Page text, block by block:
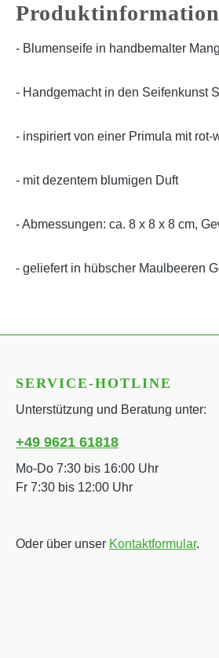
- Blumenseife in handbemalter
- Handgemacht in den Seifenkunst
- inspiriert von einer Primula mit
- mit dezentem blumigen Duft
- Abmessungen: ca. 8 x 8 x 8 cm,
- geliefert in hübscher Maulbeeren
SERVICE-HOTLINE
Unterstützung und Beratung unter:
+49 9621 61818
Mo-Do 7:30 bis 16:00 Uhr
Fr 7:30 bis 12:00 Uhr
Oder über unser Kontaktformular.